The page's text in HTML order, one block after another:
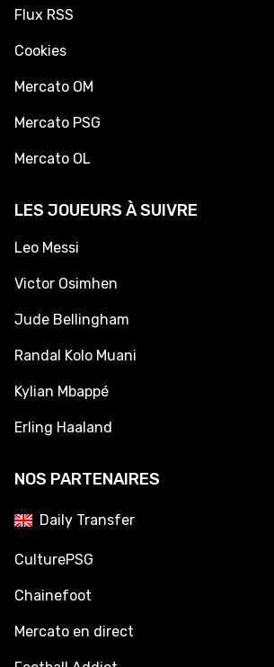
Flux RSS
Cookies
Mercato OM
Mercato PSG
Mercato OL
LES JOUEURS À SUIVRE
Leo Messi
Victor Osimhen
Jude Bellingham
Randal Kolo Muani
Kylian Mbappé
Erling Haaland
NOS PARTENAIRES
Daily Transfer
CulturePSG
Chainefoot
Mercato en direct